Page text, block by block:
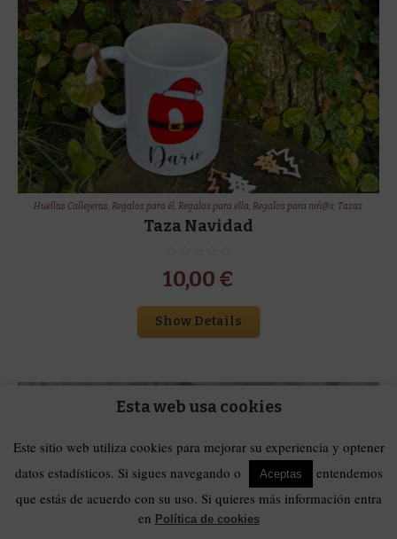
Huellas Callejeras,Regalos para él,Regalos para ella,Regalos para niñ@s, Tazas
Taza Navidad
10,00 €
Show Details
Esta web usa cookies
Este sitio web utiliza cookies para mejorar su experiencia y optener
datos estadísticos. Si sigues navegando o
Aceptas
entendemos
que estás de acuerdo con su uso. Si quieres más información entra
en Política de cookies